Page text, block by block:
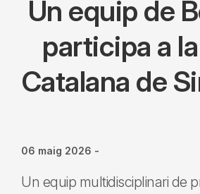
Un equip de
participa a
Catalana de
06 maig 2026 -
Un equip multidisciplinari de